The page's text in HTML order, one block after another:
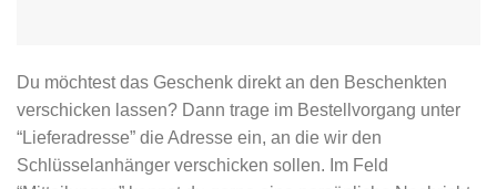
Du möchtest das Geschenk direkt an den Beschenkten
verschicken lassen? Dann trage im Bestellvorgang unter
“Lieferadresse” die Adresse ein, an die wir den
Schlüsselanhänger verschicken sollen. Im Feld